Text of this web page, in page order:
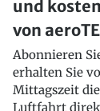
und
von
Abonnieren
erhalten Sie
Mittagszeit
Luftfahrt